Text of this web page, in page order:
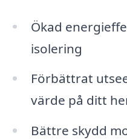
Ökad
isolering
Förbättrat
värde på ditt
Bättre skydd